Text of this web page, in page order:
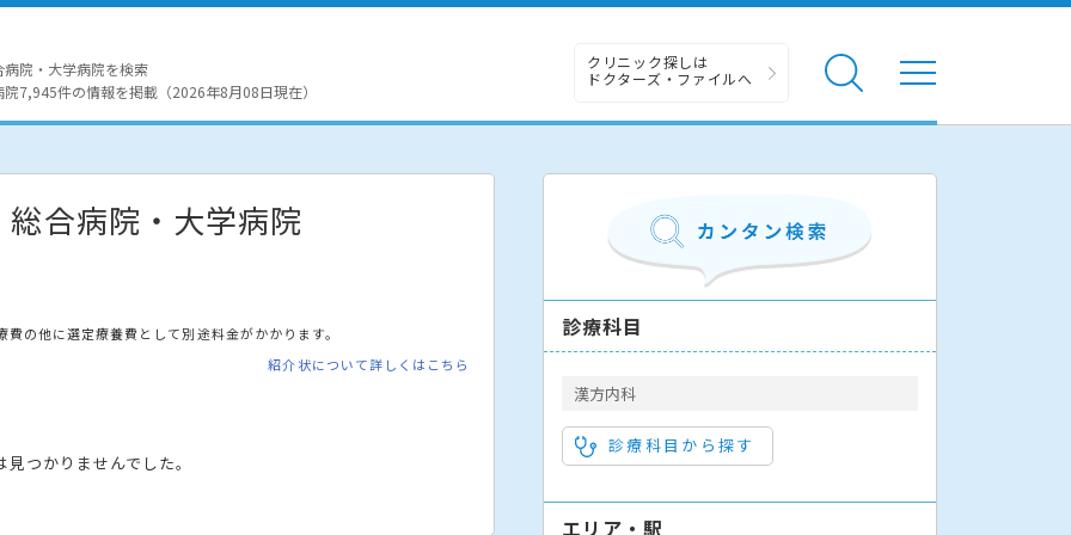
院・大学病院を検索
7,945件の情報を掲載（2026年8月08日現在）
クリニック探しは
ドクターズ・ファイルへ
合病院・大学病院
の他に選定療養費として別途料金がかかります。
紹介状について詳しくはこちら
つかりませんでした。
診療科目
漢方内科
診療科目から探す
エリア・駅